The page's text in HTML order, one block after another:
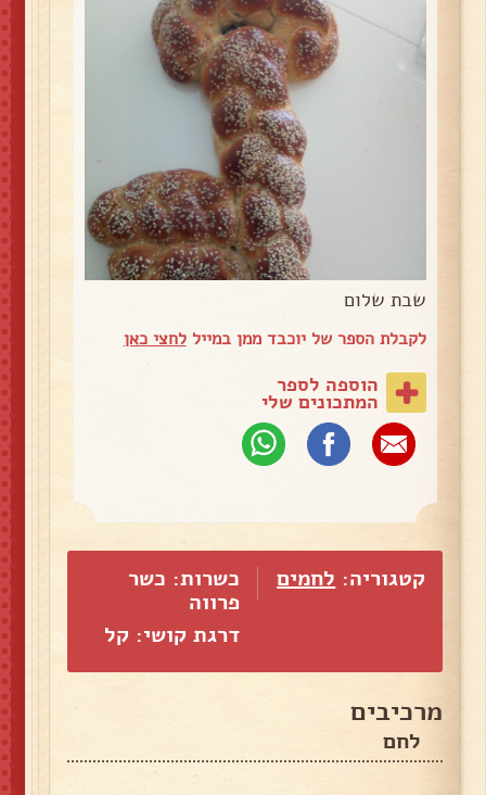
שבת שלום
לקבלת הספר של יוכבד ממן במייללחצי כאן
הוספה לספר
המתכונים שלי
קטגוריה: לחמים
כשרות: כשר
פרווה
דרגת קושי: קל
מרכיבים
לחם